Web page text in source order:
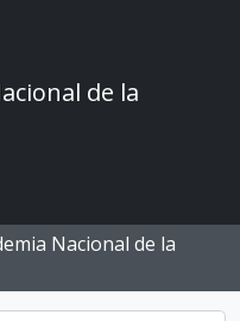
de la
Nacional de la